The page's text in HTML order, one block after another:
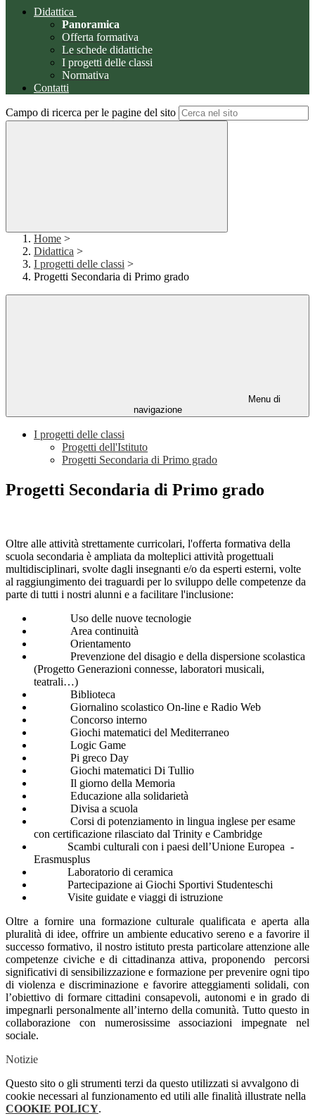
Didattica
Panoramica
Offerta formativa
Le schede didattiche
I progetti delle classi
Normativa
Contatti
Campo di ricerca per le pagine del sito
Home >
Didattica >
I progetti delle classi >
Progetti Secondaria di Primo grado
Menu di
navigazione
I progetti delle classi
Progetti dell'Istituto
Progetti Secondaria di Primo grado
Progetti Secondaria di Primo grado
Oltre alle attività strettamente curricolari, l'offerta formativa della
scuola secondaria è ampliata da molteplici attività progettuali
multidisciplinari, svolte dagli insegnanti e/o da esperti esterni, volte
al raggiungimento dei traguardi per lo sviluppo delle competenze da
parte di tutti i nostri alunni e a facilitare l'inclusione:
Uso delle nuove tecnologie
Area continuità
Orientamento
Prevenzione del disagio e della dispersione scolastica
(Progetto Generazioni connesse, laboratori musicali,
teatrali…)
Biblioteca
Giornalino scolastico On-line e Radio Web
Concorso interno
Giochi matematici del Mediterraneo
Logic Game
Pi greco Day
Giochi matematici Di Tullio
Il giorno della Memoria
Educazione alla solidarietà
Divisa a scuola
Corsi di potenziamento in lingua inglese per esame
con certificazione rilasciato dal Trinity e Cambridge
Scambi culturali con i paesi dell’Unione Europea -
Erasmusplus
Laboratorio di ceramica
Partecipazione ai Giochi Sportivi Studenteschi
Visite guidate e viaggi di istruzione
Oltre a fornire una formazione culturale qualificata e aperta alla
pluralità di idee, offrire un ambiente educativo sereno e a favorire il
successo formativo, il nostro istituto presta particolare attenzione alle
competenze civiche e di cittadinanza attiva, proponendo percorsi
significativi di sensibilizzazione e formazione per prevenire ogni tipo
di violenza e discriminazione e favorire atteggiamenti solidali, con
l’obiettivo di formare cittadini consapevoli, autonomi e in grado di
impegnarli personalmente all’interno della comunità. Tutto questo in
collaborazione con numerosissime associazioni impegnate nel
sociale.
Notizie
Questo sito o gli strumenti terzi da questo utilizzati si avvalgono di
cookie necessari al funzionamento ed utili alle finalità illustrate nella
COOKIE POLICY.